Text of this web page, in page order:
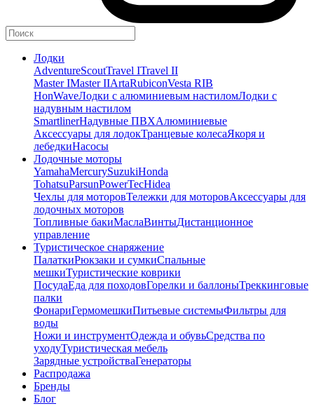
Лодки
AdventureScoutTravel ITravel II
Master IMaster IIArtaRubiconVesta RIB
HonWaveЛодки с алюминиевым настиломЛодки с
надувным настилом
SmartlinerНадувные ПВХАлюминиевые
Аксессуары для лодокТранцевые колесаЯкоря и
лебедкиНасосы
Лодочные моторы
YamahaMercurySuzukiHonda
TohatsuParsunPowerTecHidea
Чехлы для моторовТележки для моторовАксессуары для
лодочных моторов
Топливные бакиМаслаВинтыДистанционное
управление
Туристическое снаряжение
ПалаткиРюкзаки и сумкиСпальные
мешкиТуристические коврики
ПосудаЕда для походовГорелки и баллоныТреккинговые
палки
ФонариГермомешкиПитьевые системыФильтры для
воды
Ножи и инструментОдежда и обувьСредства по
уходуТуристическая мебель
Зарядные устройстваГенераторы
Распродажа
Бренды
Блог